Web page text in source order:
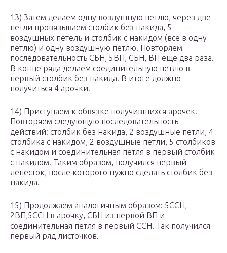
13) Затем делаем одну воздушную петлю, через две
петли провязываем столбик без накида, 5
воздушных петель и столбик с накидом (все в одну
петлю) и одну воздушную петлю. Повторяем
последовательность СБН, 5ВП, СБН, ВП еще два раза.
В конце ряда делаем соединительную петлю в
первый столбик без накида. В итоге должно
получиться 4 арочки.
14) Приступаем к обвязке получившихся арочек.
Повторяем следующую последовательность
действий: столбик без накида, 2 воздушные петли, 4
столбика с накидом, 2 воздушные петли, 5 столбиков
с накидом и соединительная петля в первый столбик
с накидом. Таким образом, получился первый
лепесток, после которого нужно сделать столбик без
накида.
15) Продолжаем аналогичным образом: 5ССН,
2ВП,5ССН в арочку, СБН из первой ВП и
соединительная петля в первый ССН. Так получился
первый ряд листочков.